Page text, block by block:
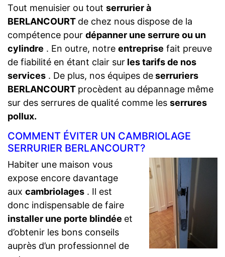
Tout menuisier ou tout serrurier à
BERLANCOURT de chez nous dispose de la
compétence pour dépanner une serrure ou un
cylindre . En outre, notre entreprise fait preuve
de fiabilité en étant clair sur les tarifs de nos
services . De plus, nos équipes deserruriers
BERLANCOURT procèdent au dépannage même
sur des serrures de qualité comme les serrures
pollux.
COMMENT ÉVITER UN CAMBRIOLAGE
SERRURIER BERLANCOURT?
Habiter une maison vous
expose encore davantage
aux cambriolages . Il est
donc indispensable de faire
installer une porte blindée et
d’obtenir les bons conseils
auprès d’un professionnel de